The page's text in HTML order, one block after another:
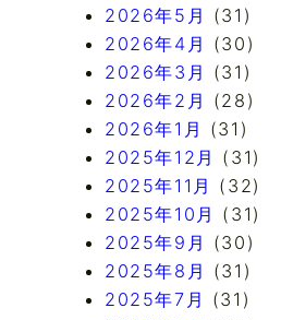
2026年5月 (31)
2026年4月 (30)
2026年3月 (31)
2026年2月 (28)
2026年1月 (31)
2025年12月 (31)
2025年11月 (32)
2025年10月 (31)
2025年9月 (30)
2025年8月 (31)
2025年7月 (31)